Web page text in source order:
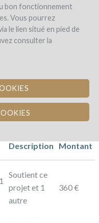
bon fonctionnement
Vous pourrez
le lien situé en pied de
consulter la
VIGNE EN
UNE
Description Montant
Soutient ce
projet et 1
autre
360 €